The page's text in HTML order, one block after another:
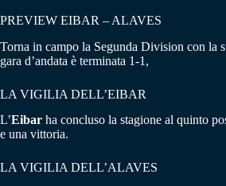
PREVIEW EIBAR – ALAVES
Torna in campo la Segunda Division con la
gara d’andata è terminata 1-1,
LA VIGILIA DELL’EIBAR
L’Eibar ha concluso la stagione al quinto
e una vittoria.
LA VIGILIA DELL’ALAVES